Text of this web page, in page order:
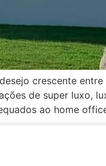
crescente
de super luxo,
ao home